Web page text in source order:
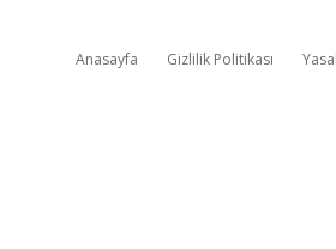
Anasayfa Gizlilik Politikası